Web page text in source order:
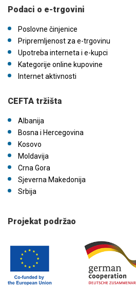
Podaci o e-trgovini
Poslovne činjenice
Pripremljenost za e-trgovinu
Upotreba interneta i e-kupci
Kategorije online kupovine
Internet aktivnosti
CEFTA tržišta
Albanija
Bosna i Hercegovina
Kosovo
Moldavija
Crna Gora
Sjeverna Makedonija
Srbija
Projekat podržao